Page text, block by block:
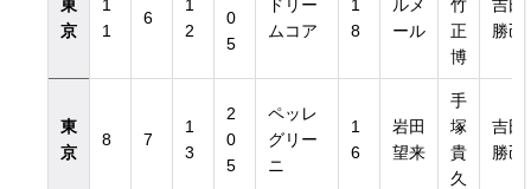
東
京
1
1
6
1
2
0
5
ドリー
ムコア
1
8
ルメ
ール
竹
正
博
吉田
勝己
東
京
8 7
1
3
2
0
5
ペッレ
グリー
ニ
1
6
岩田
望来
手
塚
貴
久
吉田
勝己